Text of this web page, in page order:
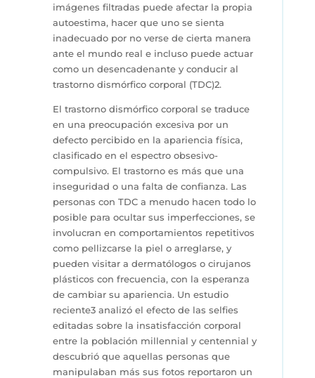
imágenes filtradas puede afectar la propia
autoestima, hacer que uno se sienta
inadecuado por no verse de cierta manera
ante el mundo real e incluso puede actuar
como un desencadenante y conducir al
trastorno dismórfico corporal (TDC)2.
El trastorno dismórfico corporal se traduce
en una preocupación excesiva por un
defecto percibido en la apariencia física,
clasificado en el espectro obsesivo-
compulsivo. El trastorno es más que una
inseguridad o una falta de confianza. Las
personas con TDC a menudo hacen todo lo
posible para ocultar sus imperfecciones, se
involucran en comportamientos repetitivos
como pellizcarse la piel o arreglarse, y
pueden visitar a dermatólogos o cirujanos
plásticos con frecuencia, con la esperanza
de cambiar su apariencia. Un estudio
reciente3 analizó el efecto de las selfies
editadas sobre la insatisfacción corporal
entre la población millennial y centennial y
descubrió que aquellas personas que
manipulaban más sus fotos reportaron un